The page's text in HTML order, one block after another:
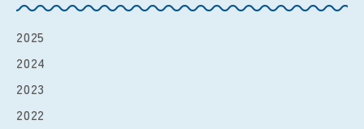
2025
2024
2023
2022